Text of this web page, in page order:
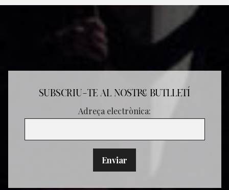
SUBSCRIU-TE AL NOSTRE BUTLLETÍ
Adreça electrònica: